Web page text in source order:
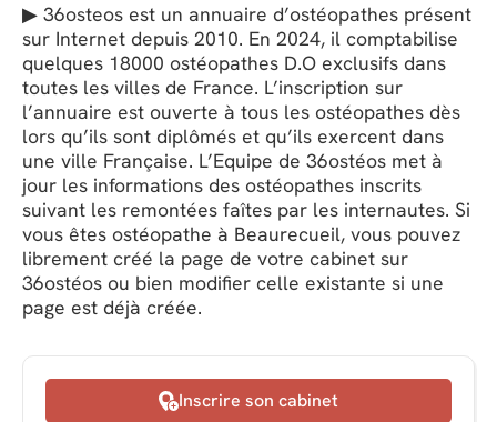
▶ 36osteos est un annuaire d’ostéopathes présent
sur Internet depuis 2010. En 2024, il comptabilise
quelques 18000 ostéopathes D.O exclusifs dans
toutes les villes de France. L’inscription sur
l’annuaire est ouverte à tous les ostéopathes dès
lors qu’ils sont diplômés et qu’ils exercent dans
une ville Française. L’Equipe de 36ostéos met à
jour les informations des ostéopathes inscrits
suivant les remontées faîtes par les internautes. Si
vous êtes ostéopathe à Beaurecueil, vous pouvez
librement créé la page de votre cabinet sur
36ostéos ou bien modifier celle existante si une
page est déjà créée.
Inscrire son cabinet